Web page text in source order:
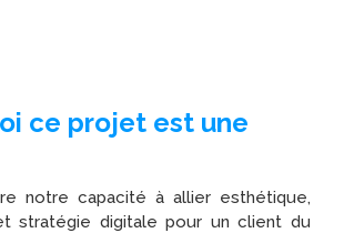
ce projet est une
notre capacité à allier esthétique,
stratégie digitale pour un client du